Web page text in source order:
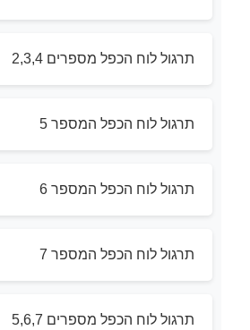
תרגול לוח הכפל מספרים 2,3,4
תרגול לוח הכפל המספר 5
תרגול לוח הכפל המספר 6
תרגול לוח הכפל המספר 7
תרגול לוח הכפל מספרים 5,6,7